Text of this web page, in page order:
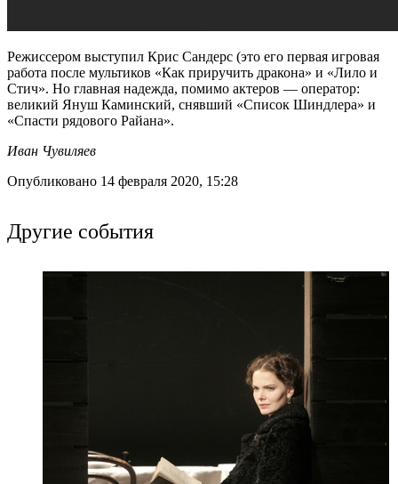
Режиссером выступил Крис Сандерс (это его первая игровая
работа после мультиков «Как приручить дракона» и «Лило и
Стич». Но главная надежда, помимо актеров — оператор:
великий Януш Каминский, снявший «Список Шиндлера» и
«Спасти рядового Райана».
Иван Чувиляев
Опубликовано 14 февраля 2020, 15:28
Другие события